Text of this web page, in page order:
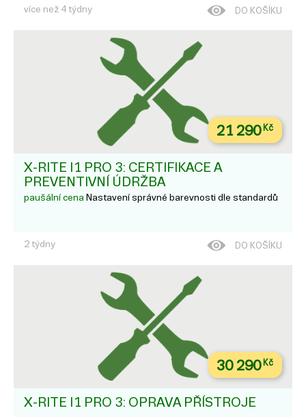
více než 4 týdny DO KOŠÍKU
21 290Kč
X-RITE I1 PRO 3: CERTIFIKACE A
PREVENTIVNÍ ÚDRŽBA
paušální cena Nastavení správné barevnosti dle standardů
2 týdny DO KOŠÍKU
30 290Kč
X-RITE I1 PRO 3: OPRAVA PŘÍSTROJE